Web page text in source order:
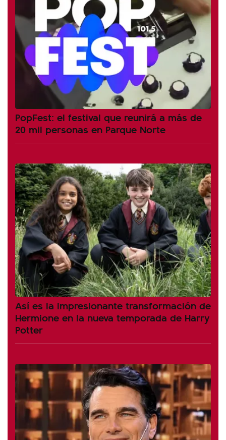
PopFest: el festival que reunirá a más de
20 mil personas en Parque Norte
Así es la impresionante transformación de
Hermione en la nueva temporada de Harry
Potter